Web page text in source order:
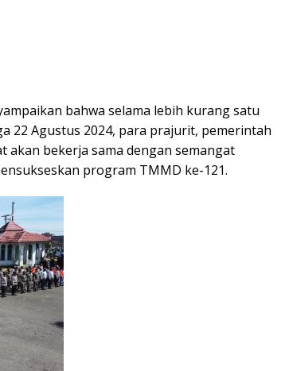
bahwa selama lebih kurang satu
22 Agustus 2024, para prajurit, pemerintah
akan bekerja sama dengan semangat
program TMMD ke-121.